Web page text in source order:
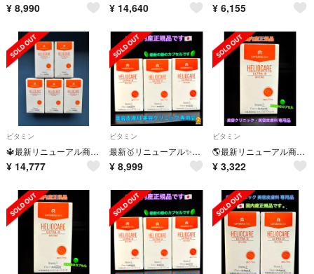
¥ 8,990 ¥ 14,640 ¥ 6,155
ビタミン
🔱最新リニューアル商品🔱ヘリオケア ウルトラD🔆美容クリニック専用品🌼
¥ 14,777
ビタミン
最新🥇リニューアル✨ヘリオケア ウルトラD🌞美容クリニック専用品👩‍⚕️
¥ 8,999
ビタミン
🌎️最新リニューアル商品🌟飲む日焼け止め🌞ヘリオケア ウルトラD 箱つき★
¥ 3,322